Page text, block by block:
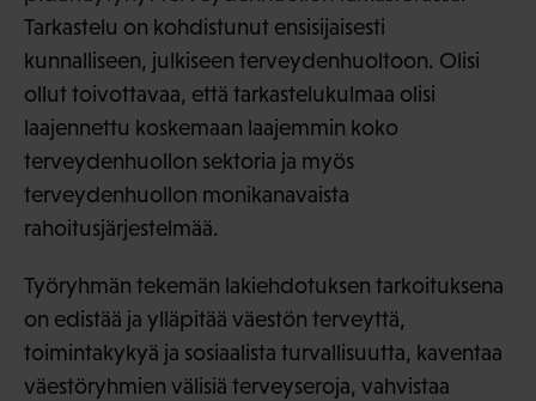
Tarkastelu on kohdistunut ensisijaisesti
kunnalliseen, julkiseen terveydenhuoltoon. Olisi
ollut toivottavaa, että tarkastelukulmaa olisi
laajennettu koskemaan laajemmin koko
terveydenhuollon sektoria ja myös
terveydenhuollon monikanavaista
rahoitusjärjestelmää.
Työryhmän tekemän lakiehdotuksen tarkoituksena
on edistää ja ylläpitää väestön terveyttä,
toimintakykyä ja sosiaalista turvallisuutta, kaventaa
väestöryhmien välisiä terveyseroja, vahvistaa